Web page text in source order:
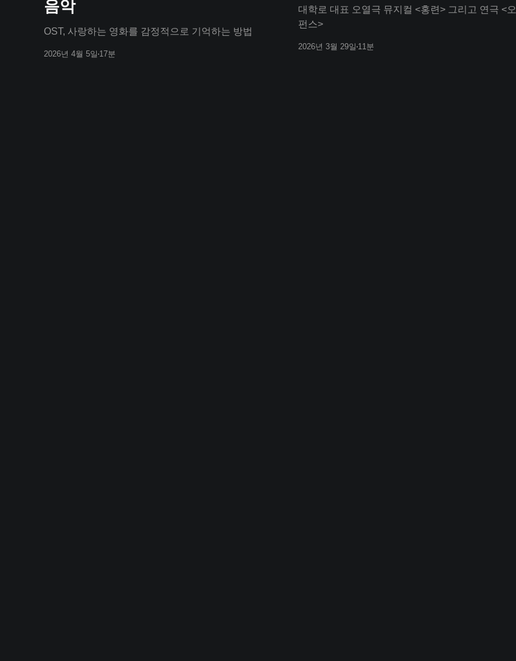
음악
OST, 사랑하는 영화를 감정적으로 기억하는 방법
2026년 4월 5일 17분
대학로 대표 오열극 뮤지컬 <홍련> 그리고 연극 <오
펀스>
2026년 3월 29일 11분